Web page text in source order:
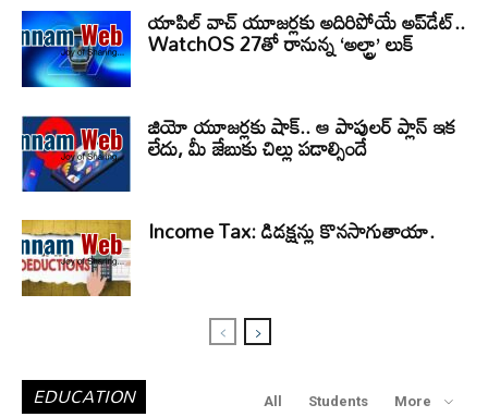
యాపిల్ వాచ్ యూజర్లకు అదిరిపోయే అప్‌డేట్..
WatchOS 27తో రానున్న ‘అల్ట్రా’ లుక్
జియో యూజర్లకు షాక్.. ఆ పాపులర్ ప్లాన్ ఇక
లేదు, మీ జేబుకు చిల్లు పడాల్సిందే
Income Tax: డిడక్షన్లు కొనసాగుతాయా.
EDUCATION All Students More